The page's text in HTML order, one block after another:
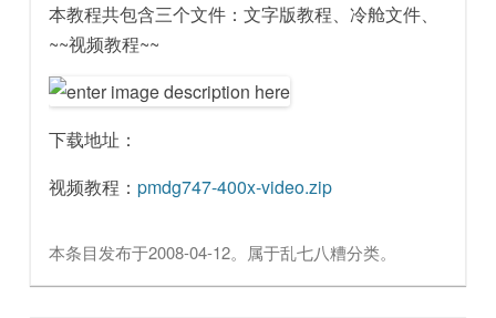
本教程共包含三个文件：文字版教程、冷舱文件、
~~视频教程~~
下载地址：
视频教程：pmdg747-400x-video.zip
本条目发布于2008-04-12。属于乱七八糟分类。